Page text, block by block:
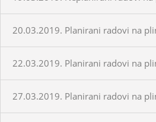
20.03.2019. Planirani radovi na
22.03.2019. Planirani radovi na
27.03.2019. Planirani radovi na